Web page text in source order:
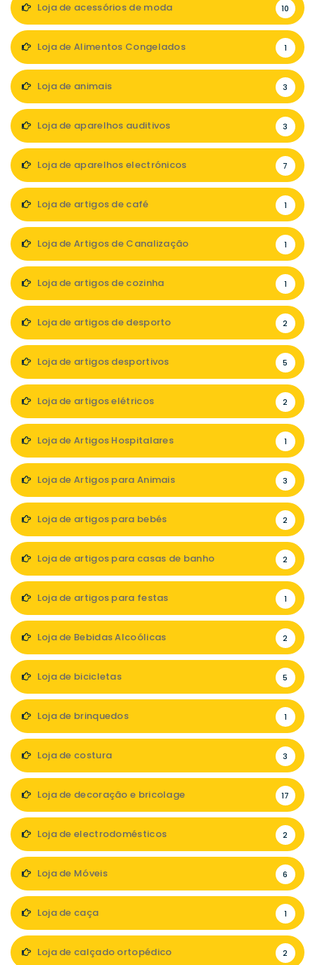
Loja de acessórios de moda 10
Loja de Alimentos Congelados 1
Loja de animais 3
Loja de aparelhos auditivos 3
Loja de aparelhos electrónicos 7
Loja de artigos de café 1
Loja de Artigos de Canalização 1
Loja de artigos de cozinha 1
Loja de artigos de desporto 2
Loja de artigos desportivos 5
Loja de artigos elétricos 2
Loja de Artigos Hospitalares 1
Loja de Artigos para Animais 3
Loja de artigos para bebés 2
Loja de artigos para casas de banho 2
Loja de artigos para festas 1
Loja de Bebidas Alcoólicas 2
Loja de bicicletas 5
Loja de brinquedos 1
Loja de costura 3
Loja de decoração e bricolage 17
Loja de electrodomésticos 2
Loja de Móveis 6
Loja de caça 1
Loja de calçado ortopédico 2